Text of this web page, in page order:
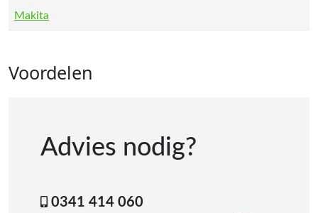
Makita
Voordelen
Advies nodig?
0341 414 060